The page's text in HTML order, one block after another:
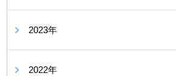
2023年
2022年